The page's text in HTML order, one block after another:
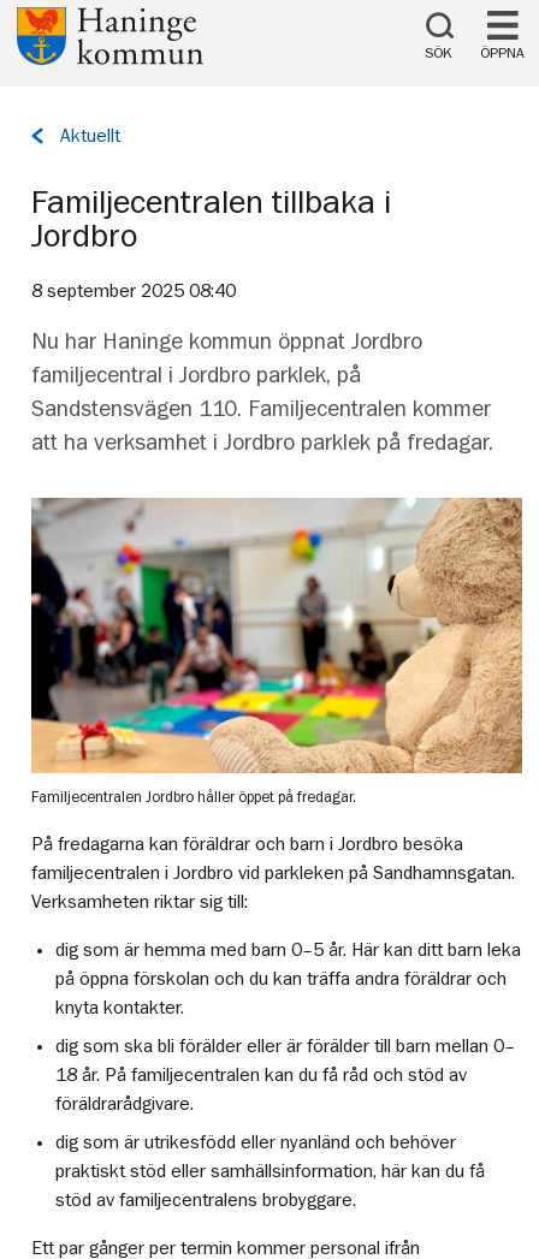
Till innehåll på sidan
SÖK ÖPPNA
Tillbaka
Aktuellt
Familjecentralen tillbaka i
Jordbro
8 september 2025 08:40
Nu har Haninge kommun öppnat Jordbro
familjecentral i Jordbro parklek, på
Sandstensvägen 110. Familjecentralen kommer
att ha verksamhet i Jordbro parklek på fredagar.
Familjecentralen Jordbro håller öppet på fredagar.
På fredagarna kan föräldrar och barn i Jordbro besöka
familjecentralen i Jordbro vid parkleken på Sandhamnsgatan.
Verksamheten riktar sig till:
dig som är hemma med barn 0–5 år. Här kan ditt barn leka
på öppna förskolan och du kan träffa andra föräldrar och
knyta kontakter.
dig som ska bli förälder eller är förälder till barn mellan 0–
18 år. På familjecentralen kan du få råd och stöd av
föräldrarådgivare.
dig som är utrikesfödd eller nyanländ och behöver
praktiskt stöd eller samhällsinformation, här kan du få
stöd av familjecentralens brobyggare.
Ett par gånger per termin kommer personal ifrån